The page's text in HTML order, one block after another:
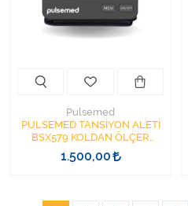
Pulsemed
PULSEMED TANSİYON ALETİ
BSX579 KOLDAN ÖLÇER
KONUŞAN
1.500,00